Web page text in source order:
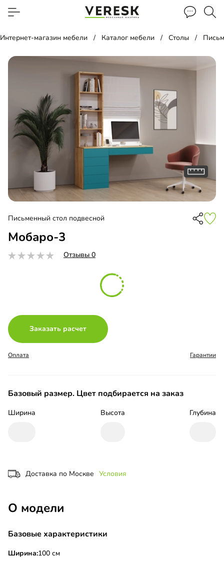
Интернет-магазин мебели Каталог мебели Столы
Письменный стол подвесной
Мобаро-3
Отзывы 0
Заказать расчет
Оплата Гарантии
Базовый размер. Цвет подбирается на заказ
Ширина Высота Глубина
Доставка по Москве Условия
О модели
Базовые характеристики
Ширина:100 см